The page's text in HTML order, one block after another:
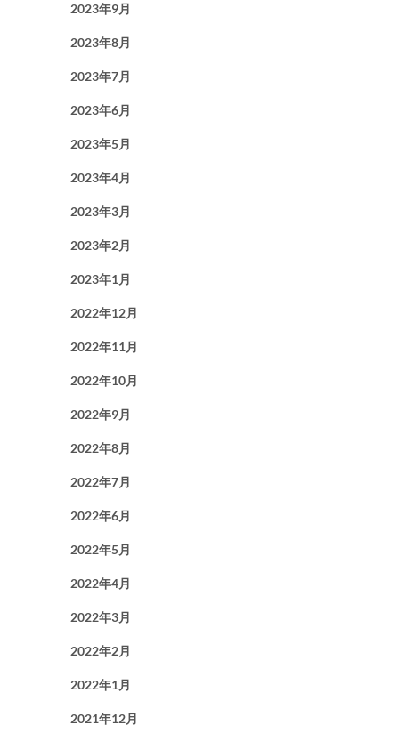
2023年9月
2023年8月
2023年7月
2023年6月
2023年5月
2023年4月
2023年3月
2023年2月
2023年1月
2022年12月
2022年11月
2022年10月
2022年9月
2022年8月
2022年7月
2022年6月
2022年5月
2022年4月
2022年3月
2022年2月
2022年1月
2021年12月